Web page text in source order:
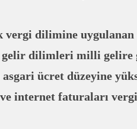
vergi dilimine uygulanan
dilimleri milli gelire
asgari ücret düzeyine
internet faturaları